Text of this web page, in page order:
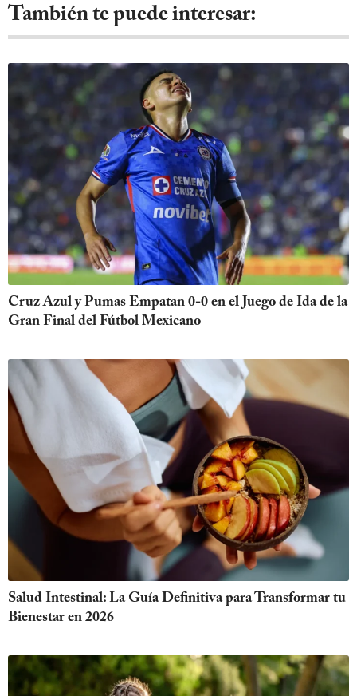
También te puede interesar:
Cruz Azul y Pumas Empatan 0-0 en el Juego de Ida de la
Gran Final del Fútbol Mexicano
Salud Intestinal: La Guía Definitiva para Transformar tu
Bienestar en 2026